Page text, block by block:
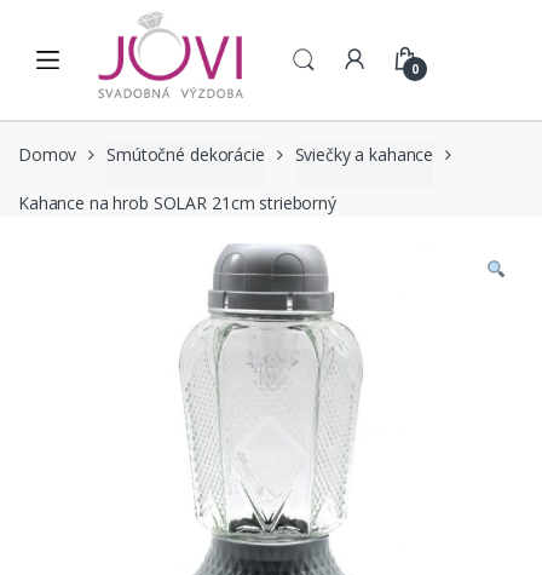
0
Domov Smútočné dekorácie Sviečky a kahance
Kahance na hrob SOLAR 21cm strieborný